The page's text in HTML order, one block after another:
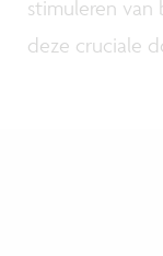
stimuleren van
deze cruciale